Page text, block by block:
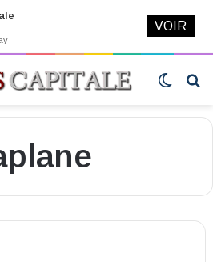
Switch
VOIR